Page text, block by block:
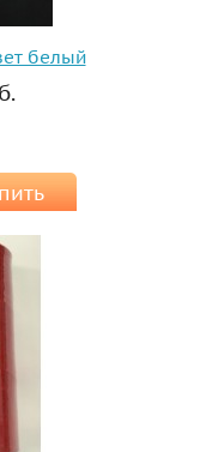
белый